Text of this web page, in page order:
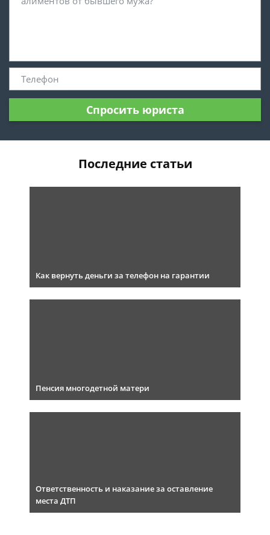
Спросить юриста
Последние статьи
Как вернуть деньги за телефон на гарантии
Пенсия многодетной матери
Ответственность и наказание за оставление
места ДТП